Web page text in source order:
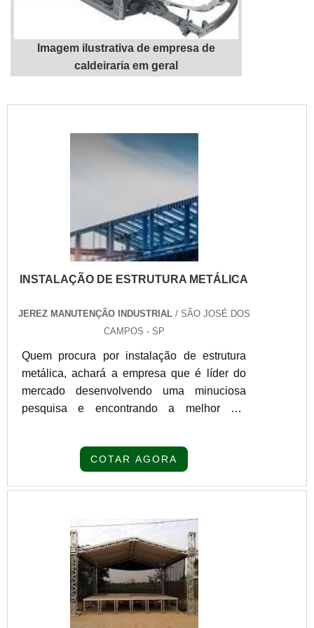
possíveis pelo fato de a empresa possuir
escritório de alta qualidade onde são
realizadas as atividades e estrutura
suficiente para atender todas as
demandas. Tudo isso, somado a uma equipe
com excelência para toda a carteira de
Imagem ilustrativa de empresa de
caldeiraria em geral
INSTALAÇÃO DE ESTRUTURA METÁLICA
JEREZ MANUTENÇÃO INDUSTRIAL/ SÃO JOSÉ DOS
CAMPOS - SP
Quem procura por instalação de estrutura
metálica, achará a empresa que é líder do
mercado desenvolvendo uma minuciosa
pesquisa e encontrando a melhor em
ESTRUTURA METÁLICASe alguém busca
Disponibilizando para os clientes mezaninos
e escada marinheiro, a companhia oferece o
que há de melhor em tecnologia ao
cliente.Não obstante, quando falamos em
instalação de estrutura metálica, mais do que
visar apenas lucratividade, deve oferecer
COTAR AGORA